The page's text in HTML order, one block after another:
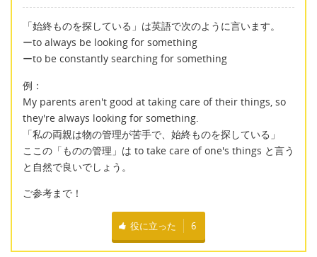
「始終ものを探している」は英語で次のように言います。
ーto always be looking for something
ーto be constantly searching for something
例：
My parents aren't good at taking care of their things, so
they're always looking for something.
「私の両親は物の管理が苦手で、始終ものを探している」
ここの「ものの管理」は to take care of one's things と言う
と自然で良いでしょう。
ご参考まで！
役に立った 6